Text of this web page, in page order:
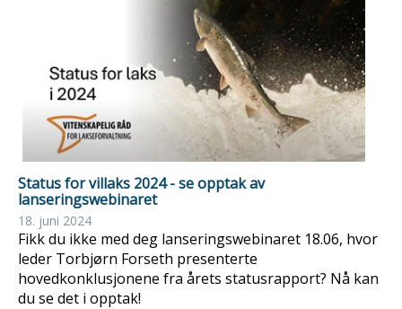
Status for villaks 2024 - se opptak av
lanseringswebinaret
18. juni 2024
Fikk du ikke med deg lanseringswebinaret 18.06, hvor
leder Torbjørn Forseth presenterte
hovedkonklusjonene fra årets statusrapport? Nå kan
du se det i opptak!